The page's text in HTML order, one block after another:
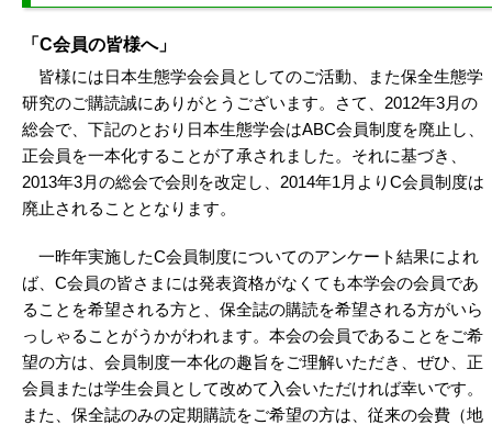
「C会員の皆様へ」
皆様には日本生態学会会員としてのご活動、また保全生態学
研究のご購読誠にありがとうございます。さて、2012年3月の
総会で、下記のとおり日本生態学会はABC会員制度を廃止し、
正会員を一本化することが了承されました。それに基づき、
2013年3月の総会で会則を改定し、2014年1月よりC会員制度は
廃止されることとなります。
一昨年実施したC会員制度についてのアンケート結果によれ
ば、C会員の皆さまには発表資格がなくても本学会の会員であ
ることを希望される方と、保全誌の購読を希望される方がいら
っしゃることがうかがわれます。本会の会員であることをご希
望の方は、会員制度一本化の趣旨をご理解いただき、ぜひ、正
会員または学生会員として改めて入会いただければ幸いです。
また、保全誌のみの定期購読をご希望の方は、従来の会費（地